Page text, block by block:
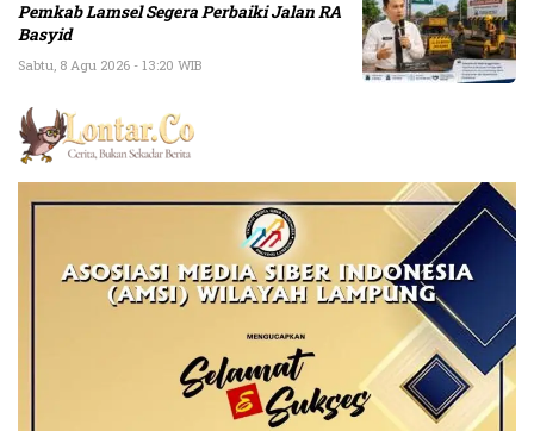
Pemkab Lamsel Segera Perbaiki Jalan RA
Basyid
Sabtu, 8 Agu 2026 - 13:20 WIB